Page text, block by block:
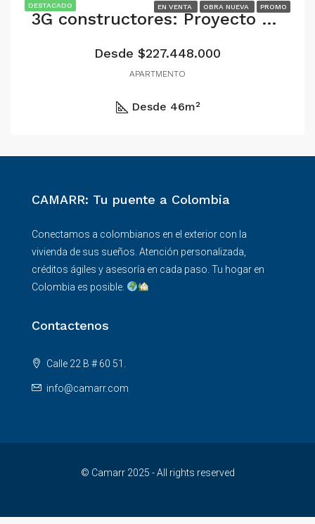
DESTACADO EN VENTA OBRA NUEVA PROMO
3G constructores: Proyecto reserva 54.
Desde $227.448.000
APARTMENTO
Desde 46m²
CAMARR: Tu puente a Colombia
Conectamos a colombianos en el exterior con la
vivienda de sus sueños. Atención personalizada,
créditos ágiles y asesoría en cada paso. Tu hogar en
Colombia es posible.
Contactenos
Calle 22 B # 60 51.
info@camarr.com
© Camarr 2025 - All rights reserved